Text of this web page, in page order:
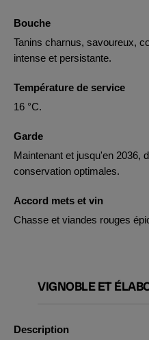
Bouche
Tanins charnus, savoureux,
intense et persistante.
Température de service
16 °C.
Garde
Maintenant et jusqu'en 2036,
conservation optimales.
Accord mets et vin
Chasse et viandes rouges
VIGNOBLE ET
Description